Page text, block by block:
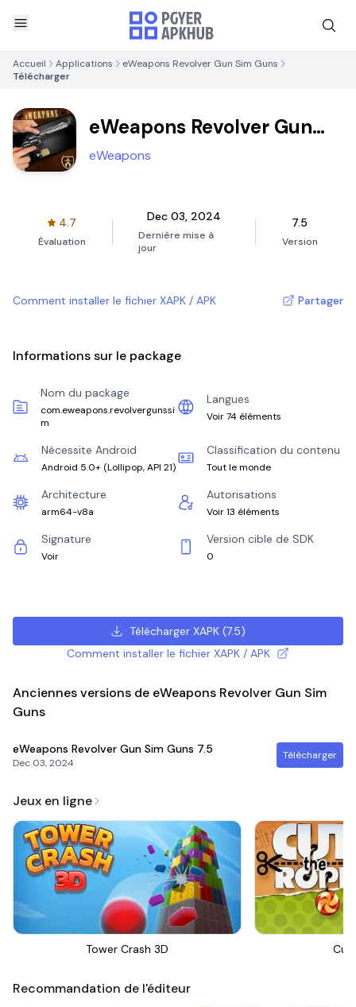
Accueil Applications
eWeapons Revolver Gun Sim Guns
Télécharger
eWeapons Revolver Gun
Sim Guns
eWeapons
4.7
Évaluation
Dec 03, 2024
Dernière mise à
jour
7.5
Version
Comment installer le fichier XAPK / APK Partager
Informations sur le package
Nom du package
com.eweapons.revolvergunssi
m
Langues
Voir 74 éléments
Nécessite Android
Android 5.0+ (Lollipop, API 21)
Classification du contenu
Tout le monde
Architecture
arm64-v8a
Autorisations
Voir 13 éléments
Signature
Voir
Version cible de SDK
0
Télécharger XAPK(7.5)
Comment installer le fichier XAPK / APK
Anciennes versions de eWeapons Revolver Gun Sim
Guns
eWeapons Revolver Gun Sim Guns 7.5
Dec 03, 2024
Télécharger
Jeux en ligne
Tower Crash 3D Cut
Recommandation de l'éditeur